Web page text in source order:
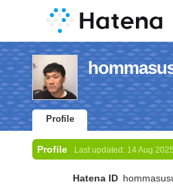
Profile
Profile Last updated: 14 Aug 2025
Hatena ID